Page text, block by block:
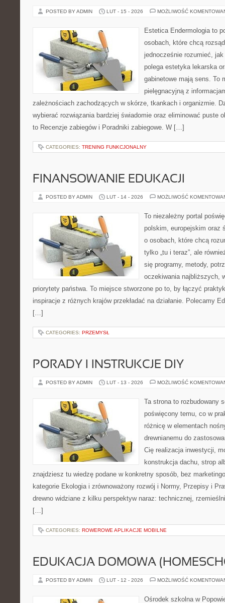
POSTED BY ADMIN LUT - 15 - 2026 MOŻLIWOŚĆ
Estetica Endermologia to
osobach, które chcą
jednocześnie rozumieć,
polega estetyka lekarska
gabinetowe mają sens. To
pielęgnacyjną z
zależnościach zachodzących w skórze, tkankach i organizmie.
wybierać rozwiązania bardziej świadomie oraz eliminować puste
to Recenzje zabiegów i Poradniki zabiegowe. W […]
CATEGORIES: TRENING FUNKCJONALNY
FINANSOWANIE EDUKACJI
POSTED BY ADMIN LUT - 14 - 2026 MOŻLIWOŚĆ
To niezależny portal
polskim, europejskim oraz
o osobach, które chcą
tylko „tu i teraz”, ale
się programy, metody,
oczekiwania najbliższych,
priorytety państwa. To miejsce stworzone po to, by łączyć
inspiracje z różnych krajów przekładać na działanie. Polecamy
[…]
CATEGORIES: PRZEMYSŁ
PORADY I INSTRUKCJE DIY
POSTED BY ADMIN LUT - 13 - 2026 MOŻLIWOŚĆ
Ta strona to rozbudowany
poświęcony temu, co w
różnicę w elementach
drewnianemu do
Cię realizacja inwestycji,
konstrukcja dachu, strop
znajdziesz tu wiedzę podane w konkretny sposób, bez
kategorie Ekologia i zrównoważony rozwój i Normy, Przepisy i
drewno widziane z kilku perspektyw naraz: technicznej,
[…]
CATEGORIES: ROWEROWE APLIKACJE MOBILNE
EDUKACJA DOMOWA
POSTED BY ADMIN LUT - 12 - 2026 MOŻLIWOŚĆ
Ośrodek szkolna w